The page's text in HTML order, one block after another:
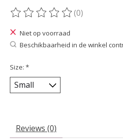
De beoordeling van dit
(0)
Niet op voorraad
Beschikbaarheid in de winkel
Size: *
Reviews (0)